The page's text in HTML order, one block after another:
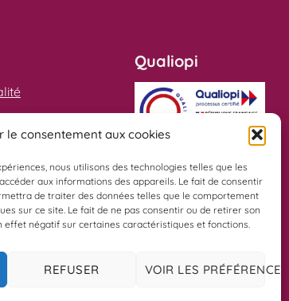
le consentement aux cookies
nous utilisons des technologies telles que les
aux informations des appareils. Le fait de consentir
de traiter des données telles que le comportement
sur ce site. Le fait de ne pas consentir ou de retirer son
effet négatif sur certaines caractéristiques et fonctions.
REFUSER VOIR LES PRÉFÉRENCES
Qualiopi